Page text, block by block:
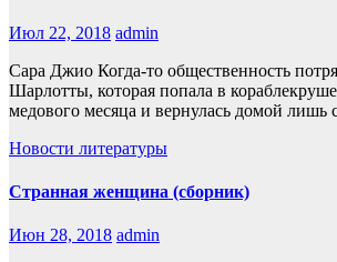
Июл 22, 2018 admin
Сара Джио Когда-то общественность
Шарлотты, которая попала в
медового месяца и вернулась домой лишь
Новости литературы
Странная женщина (сборник)
Июн 28, 2018 admin